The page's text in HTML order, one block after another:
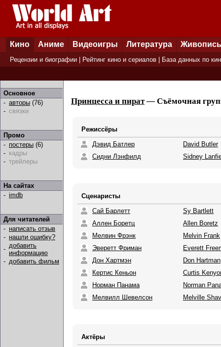
Кино Аниме Видеоигры Литература Живопись
Рецензии и биографии Рейтинг кино и сериалов База данных по
Основное
- авторы (76)
- связки
Промо
- постеры (6)
- кадры
- трейлеры
На сайтах
- imdb
Для читателей
- написать отзыв
- нашли ошибку?
- добавить
информацию
- добавить фильм
Принцесса и пират— Съёмочная
Режиссёры
Дэвид Батлер
David Butler
Сидни Лэнфилд
Sidney
Сценаристы
Сай Барлетт
Sy Bartlett
Аллен Боретц
Allen Boretz
Мелвин Фрэнк
Melvin Frank
Эверетт Фриман
Everett
Дон Хартмэн
Don Hartman
Кертис Кеньон
Curtis
Норман Панама
Norman
Мелвилл Шевелсон
Melville
Актёры